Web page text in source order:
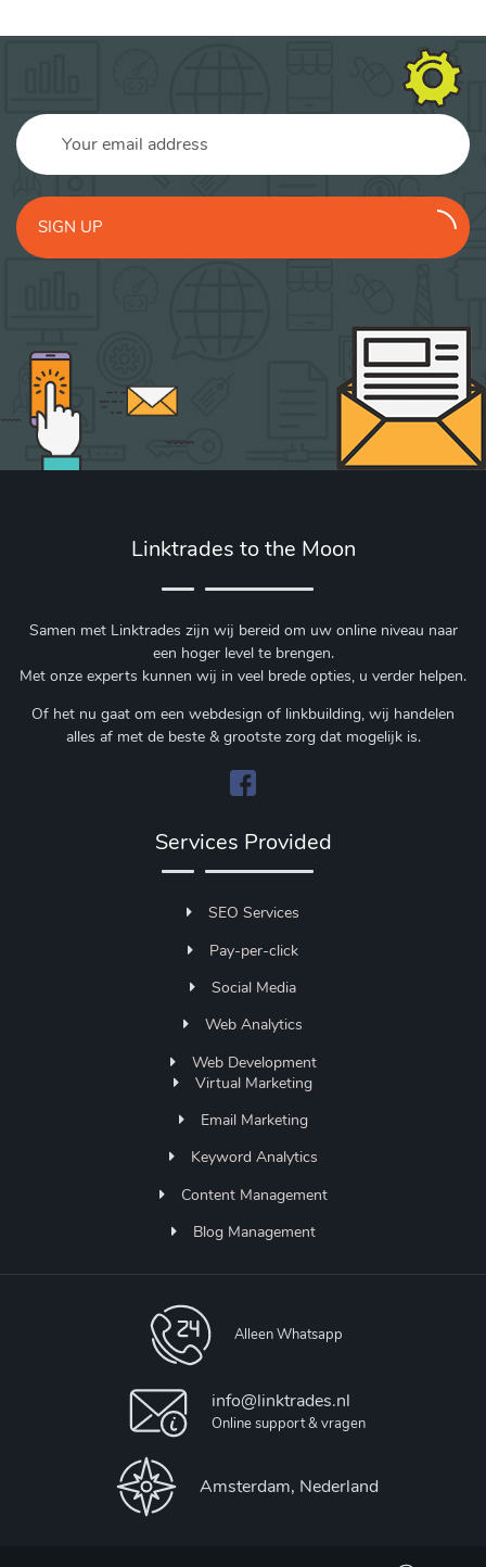
SIGN UP
Linktrades to the Moon
Samen met Linktrades zijn wij bereid om uw online niveau naar
een hoger level te brengen.
Met onze experts kunnen wij in veel brede opties, u verder helpen.
Of het nu gaat om een webdesign of linkbuilding, wij handelen
alles af met de beste & grootste zorg dat mogelijk is.
Services Provided
SEO Services
Pay-per-click
Social Media
Web Analytics
Web Development
Virtual Marketing
Email Marketing
Keyword Analytics
Content Management
Blog Management
Alleen Whatsapp
info@linktrades.nl
Online support & vragen
Amsterdam, Nederland